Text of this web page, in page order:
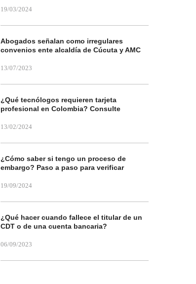
19/03/2024
Abogados señalan como irregulares
convenios ente alcaldía de Cúcuta y AMC
13/07/2023
¿Qué tecnólogos requieren tarjeta
profesional en Colombia? Consulte
13/02/2024
¿Cómo saber si tengo un proceso de
embargo? Paso a paso para verificar
19/09/2024
¿Qué hacer cuando fallece el titular de un
CDT o de una cuenta bancaria?
06/09/2023